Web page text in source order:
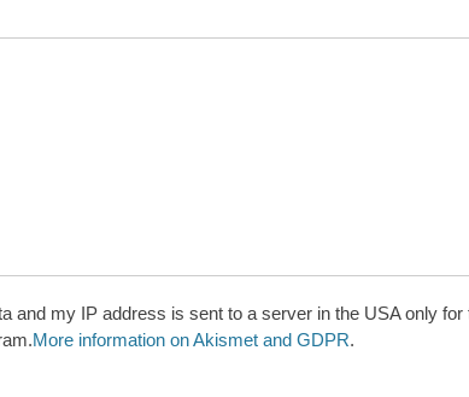
and my IP address is sent to a server in the USA only
More information on Akismet and GDPR.